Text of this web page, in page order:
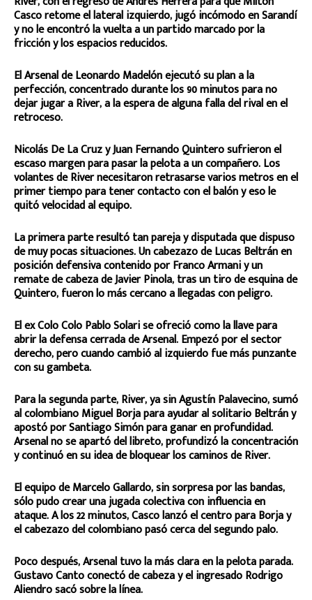
Casco retome el lateral izquierdo, jugó incómodo en Sarandí
y no le encontró la vuelta a un partido marcado por la
fricción y los espacios reducidos.
El Arsenal de Leonardo Madelón ejecutó su plan a la
perfección, concentrado durante los 90 minutos para no
dejar jugar a River, a la espera de alguna falla del rival en el
retroceso.
Nicolás De La Cruz y Juan Fernando Quintero sufrieron el
escaso margen para pasar la pelota a un compañero. Los
volantes de River necesitaron retrasarse varios metros en el
primer tiempo para tener contacto con el balón y eso le
quitó velocidad al equipo.
La primera parte resultó tan pareja y disputada que dispuso
de muy pocas situaciones. Un cabezazo de Lucas Beltrán en
posición defensiva contenido por Franco Armani y un
remate de cabeza de Javier Pinola, tras un tiro de esquina de
Quintero, fueron lo más cercano a llegadas con peligro.
El ex Colo Colo Pablo Solari se ofreció como la llave para
abrir la defensa cerrada de Arsenal. Empezó por el sector
derecho, pero cuando cambió al izquierdo fue más punzante
con su gambeta.
Para la segunda parte, River, ya sin Agustín Palavecino, sumó
al colombiano Miguel Borja para ayudar al solitario Beltrán y
apostó por Santiago Simón para ganar en profundidad.
Arsenal no se apartó del libreto, profundizó la concentración
y continuó en su idea de bloquear los caminos de River.
El equipo de Marcelo Gallardo, sin sorpresa por las bandas,
sólo pudo crear una jugada colectiva con influencia en
ataque. A los 22 minutos, Casco lanzó el centro para Borja y
el cabezazo del colombiano pasó cerca del segundo palo.
Poco después, Arsenal tuvo la más clara en la pelota parada.
Gustavo Canto conectó de cabeza y el ingresado Rodrigo
Aliendro sacó sobre la línea.